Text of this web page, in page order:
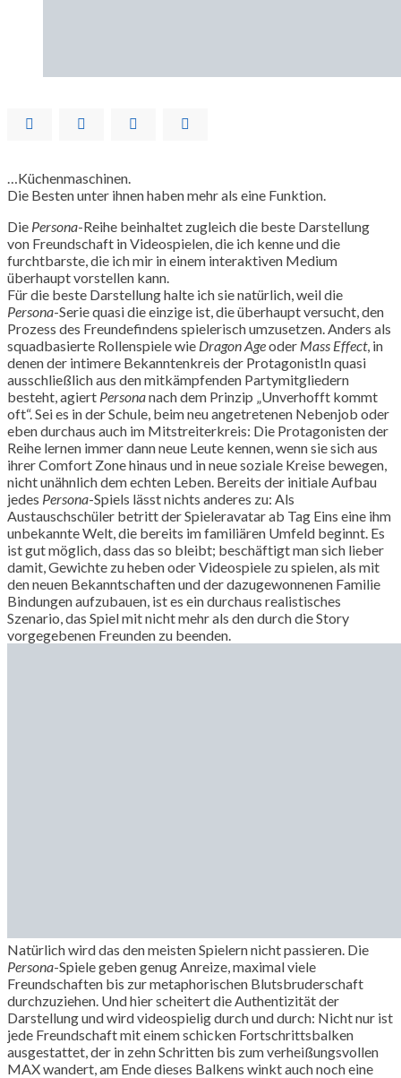
…Küchenmaschinen.
Die Besten unter ihnen haben mehr als eine Funktion.
Die Persona-Reihe beinhaltet zugleich die beste Darstellung
von Freundschaft in Videospielen, die ich kenne und die
furchtbarste, die ich mir in einem interaktiven Medium
überhaupt vorstellen kann.
Für die beste Darstellung halte ich sie natürlich, weil die
Persona-Serie quasi die einzige ist, die überhaupt versucht, den
Prozess des Freundefindens spielerisch umzusetzen. Anders als
squadbasierte Rollenspiele wie Dragon Ageoder Mass Effect, in
denen der intimere Bekanntenkreis der ProtagonistIn quasi
ausschließlich aus den mitkämpfenden Partymitgliedern
besteht, agiert Personanach dem Prinzip „Unverhofft kommt
oft“. Sei es in der Schule, beim neu angetretenen Nebenjob oder
eben durchaus auch im Mitstreiterkreis: Die Protagonisten der
Reihe lernen immer dann neue Leute kennen, wenn sie sich aus
ihrer Comfort Zone hinaus und in neue soziale Kreise bewegen,
nicht unähnlich dem echten Leben. Bereits der initiale Aufbau
jedes Persona-Spiels lässt nichts anderes zu: Als
Austauschschüler betritt der Spieleravatar ab Tag Eins eine ihm
unbekannte Welt, die bereits im familiären Umfeld beginnt. Es
ist gut möglich, dass das so bleibt; beschäftigt man sich lieber
damit, Gewichte zu heben oder Videospiele zu spielen, als mit
den neuen Bekanntschaften und der dazugewonnenen Familie
Bindungen aufzubauen, ist es ein durchaus realistisches
Szenario, das Spiel mit nicht mehr als den durch die Story
vorgegebenen Freunden zu beenden.
Natürlich wird das den meisten Spielern nicht passieren. Die
Persona-Spiele geben genug Anreize, maximal viele
Freundschaften bis zur metaphorischen Blutsbruderschaft
durchzuziehen. Und hier scheitert die Authentizität der
Darstellung und wird videospielig durch und durch: Nicht nur ist
jede Freundschaft mit einem schicken Fortschrittsbalken
ausgestattet, der in zehn Schritten bis zum verheißungsvollen
MAX wandert, am Ende dieses Balkens winkt auch noch eine